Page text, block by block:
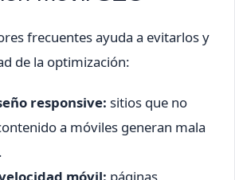
frecuentes ayuda a evitarlos y
de la optimización:
responsive: sitios que no
a móviles generan mala
móvil: páginas